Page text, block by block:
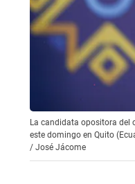
La candidata opositora del
este domingo en Quito
/ José Jácome